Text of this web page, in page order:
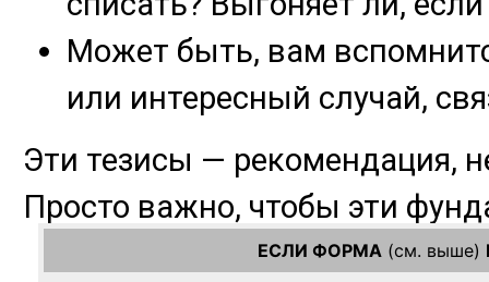
ЕСЛИ ФОРМА (см. выше)